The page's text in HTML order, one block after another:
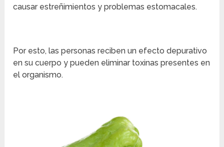
causar estreñimientos y problemas estomacales.
Por esto, las personas reciben un efecto depurativo
en su cuerpo y pueden eliminar toxinas presentes en
el organismo.